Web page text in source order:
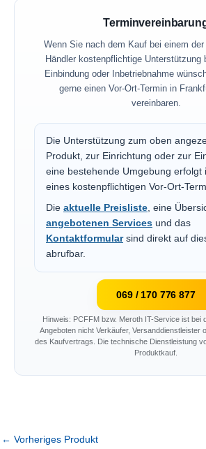
Wenn Sie nach dem Kauf bei einem
Händler kostenpflichtige Unterstützung
Einbindung oder Inbetriebnahme
gerne einen Vor-Ort-Termin in
vereinbaren.
Die Unterstützung zum oben
Produkt, zur Einrichtung oder zur
eine bestehende Umgebung erfolgt
eines kostenpflichtigen Vor-Ort-
Die aktuelle Preisliste, eine
angebotenen Services und das
Kontaktformularsind direkt auf
abrufbar.
069 / 170 776 877
Hinweis: PCFFM bzw. Meroth IT-Service ist bei
Angeboten nicht Verkäufer, Versanddienstleister
des Kaufvertrags. Die technische Dienstleistung
Produktkauf.
← Vorheriges Produkt